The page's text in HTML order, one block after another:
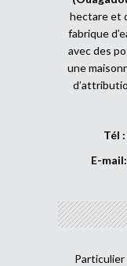
hectare et
fabrique
avec des
une
Tél
E-mail: